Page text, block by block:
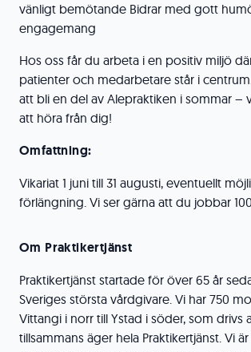
vänligt bemötande Bidrar med gott
engagemang
Hos oss får du arbeta i en positiv miljö
patienter och medarbetare står i
att bli en del av Alepraktiken i sommar –
att höra från dig!
Omfattning:
Vikariat 1 juni till 31 augusti, eventuellt
förlängning. Vi ser gärna att du jobbar
Om Praktikertjänst
Praktikertjänst startade för över 65 år
Sveriges största vårdgivare. Vi har 750
Vittangi i norr till Ystad i söder, som drivs
tillsammans äger hela Praktikertjänst. Vi